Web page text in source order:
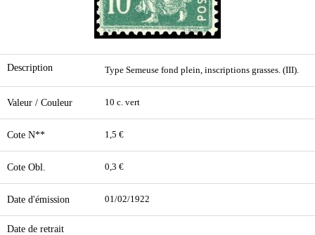
Description Type Semeuse fond plein, inscriptions grasses. (III).
Valeur / Couleur 10 c. vert
Cote N** 1,5 €
Cote Obl. 0,3 €
Date d'émission 01/02/1922
Date de retrait